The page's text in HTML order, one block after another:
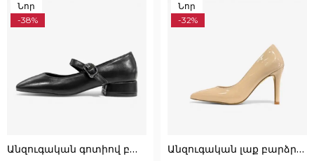
Նոր
-38%
Անզուգական գոտիով բալետկաներ՝ նուրբ և էլեգանտ
Նոր
-32%
Անզուգական լաք բարձրակրունկ կոշիկներ՝ նուրբ և էլեգանտ